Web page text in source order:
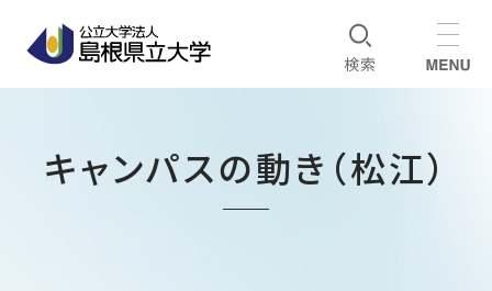
キャンパスの動き（松江）